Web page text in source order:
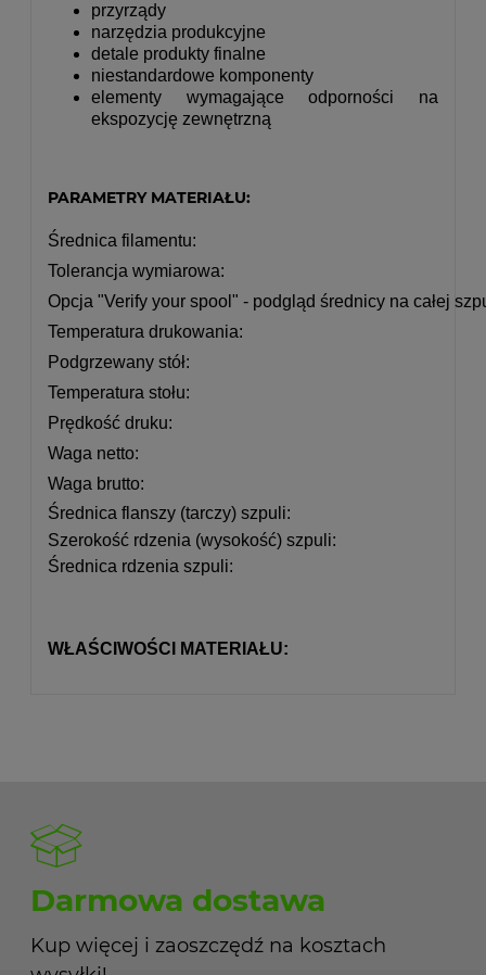
przyrządy
narzędzia produkcyjne
detale produkty finalne
niestandardowe komponenty
elementy wymagające odporności na
ekspozycję zewnętrzną
PARAMETRY MATERIAŁU:
Średnica filamentu:
Tolerancja wymiarowa:
Opcja "Verify your spool" - podgląd średnicy na całej
Temperatura drukowania:
Podgrzewany stół:
Temperatura stołu:
Prędkość druku:
Waga netto:
Waga brutto:
Średnica flanszy (tarczy) szpuli:
Szerokość rdzenia (wysokość) szpuli:
Średnica rdzenia szpuli:
WŁAŚCIWOŚCI MATERIAŁU:
Darmowa dostawa
Kup więcej i zaoszczędź na kosztach